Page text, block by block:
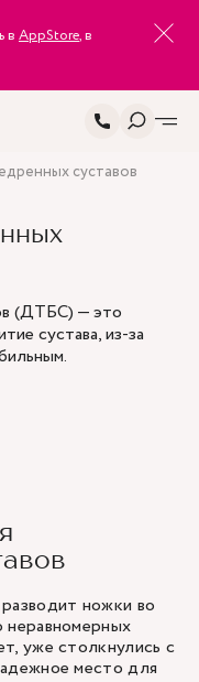
в AppStore, в
суставов
(ДТБС) — это
сустава, из-за
ножки во
неравномерных
уже столкнулись с
место для